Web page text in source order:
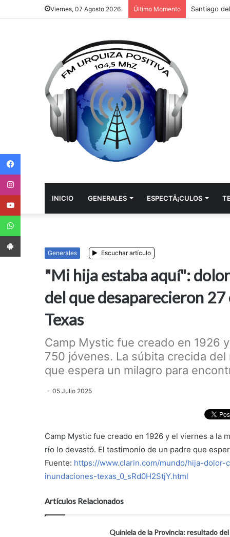
Viernes, 07 Agosto 2026 Último Momento
INICIO GENERALES ESPECTÃ¡CULOS
Generales Escuchar artículo
"Mi hija estaba aquí":
del que desaparecieron
Texas
Camp Mystic fue creado en 1926
750 jóvenes. La súbita crecida
que espera un milagro para
05 Julio 2025
Camp Mystic fue creado en 1926 y el viernes a la
río lo devastó. El testimonio de un padre que
Fuente: https://www.clarin.com/mundo/hija-
inundaciones-texas_0_sRd0H2StjY.html
Artículos Relacionados
Quiniela de la Provincia: resultado del
WhatsApp